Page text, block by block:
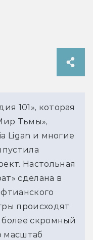
101», которая
Тьмы»,
Ligan и многие
Настольная
сделана в
происходят
скромный
масштаб